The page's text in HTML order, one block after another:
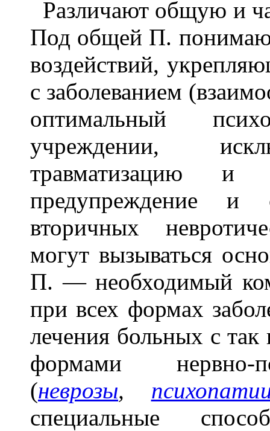
Различают общую и
Под общей П.
воздействий,
с заболеванием
оптимальный
учреждении,
травматизацию
предупреждение и
вторичных
могут вызываться
П. — необходимый
при всех формах
лечения больных с
формами нервно-
(неврозы,
специальные